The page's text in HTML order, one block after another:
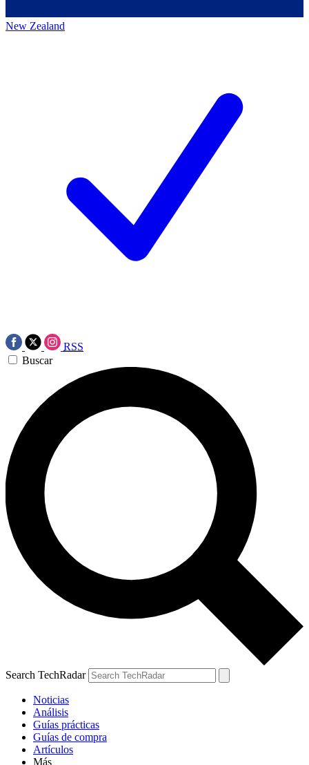
New Zealand
RSS
Buscar
Search TechRadar
Noticias
Análisis
Guías prácticas
Guías de compra
Artículos
Más